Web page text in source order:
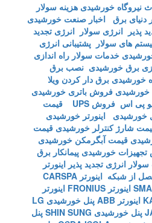
نیروگاه خورشیدی هزینه سولار
دنیای برق اخبار صنعت خورشیدی
پذیر انرژی سولار انرژی تجدید
های سولار پشتیبانی انرژی
خدمات سولار راه اندازی
برق خورشیدی نصب برق
خورشیدی برق دار کردن ویلا
فروش باتری خورشیدی
پی اس فروش UPS
قیمت
خورشیدی
اینورتر خورشیدی
شارژ کنترلر خورشیدی قیمت
قیمت آبگرمکن خورشیدی
خورشیدی پیمانکار برق
انرژی تجدید پذیر اینورتر
از شبکه اینورتر CARSPA
اینورتر FRONIUS
اینورتر
اینورتر ABB
پنل خورشیدی LG
پنل خورشیدی SHIN SUNG
پنل